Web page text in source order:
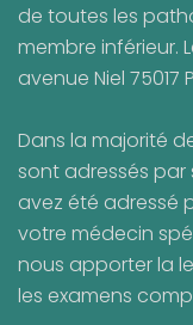
de toutes les
membre inférieur.
avenue Niel 75017
Dans la majorité
sont adressés par
avez été adressé
votre médecin
nous apporter la
les examens